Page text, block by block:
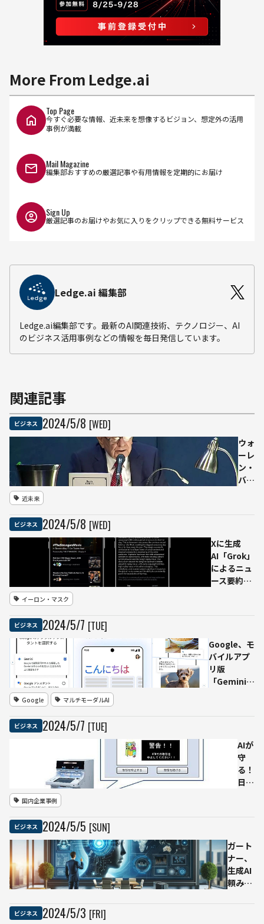
More From Ledge.ai
Top Page
今すぐ必要な情報、近未来を想像するビジョン、想定外の活用
事例が満載
Mail Magazine
編集部おすすめの厳選記事や有用情報を定期的にお届け
Sign Up
厳選記事のお届けやお気に入りをクリップできる無料サービス
Ledge.ai 編集部
Ledge.ai編集部です。最新のAI関連技術、テクノロジー、AI
のビジネス活用事例などの情報を毎日発信しています。
関連記事
ビジネス 2024/5/8 [WED]
ウォ
ーレ
ン・
バフ
ボト
ルか
ら解
き放
バー
クシ
ー・
会で
AI悪
用に
懸念
近未来
ビジネス 2024/5/8 [WED]
Xに生成
AI「Grok」
によるニュ
ース要約機
入
イーロン・マスク
ビジネス 2024/5/7 [TUE]
Google、モ
バイルアプ
リ版
「Gemini」
から置き換
Google マルチモーダルAI
ビジネス 2024/5/7 [TUE]
AIが
守
る！
日立
がAI
画像
検知
で特
国内企業事例
ビジネス 2024/5/5 [SUN]
ガート
ナー、
生成AI
頼みの
ビジネス 2024/5/3 [FRI]